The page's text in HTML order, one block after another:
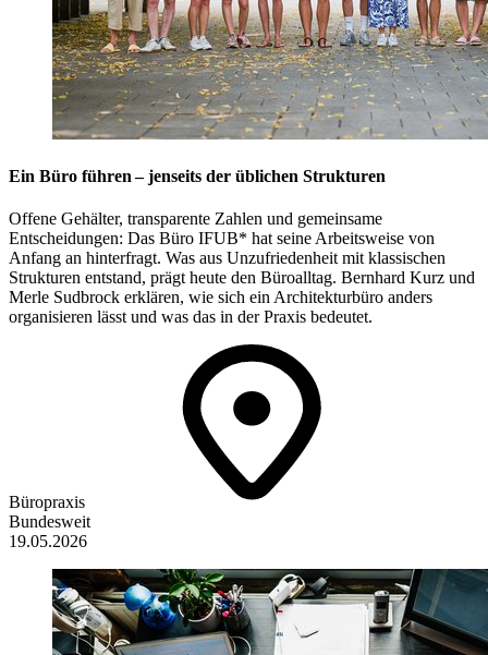
Ein Büro führen – jenseits der üblichen Strukturen
Offene Gehälter, transparente Zahlen und gemeinsame
Entscheidungen: Das Büro IFUB* hat seine Arbeitsweise von
Anfang an hinterfragt. Was aus Unzufriedenheit mit klassischen
Strukturen entstand, prägt heute den Büroalltag. Bernhard Kurz und
Merle Sudbrock erklären, wie sich ein Architekturbüro anders
organisieren lässt und was das in der Praxis bedeutet.
Büropraxis
Bundesweit
19.05.2026